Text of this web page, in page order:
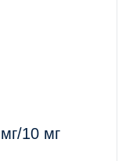
10 мг